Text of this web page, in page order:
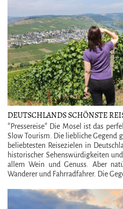
DEUTSCHLANDS SCHÖNSTE
WEIN AN DER MOSEL
*Pressereise* Die Mosel ist das
Slow Tourism. Die liebliche Gegend
beliebtesten Reisezielen in
historischer Sehenswürdigkeiten
allem Wein und Genuss. Aber
Wanderer und Fahrradfahrer. Die